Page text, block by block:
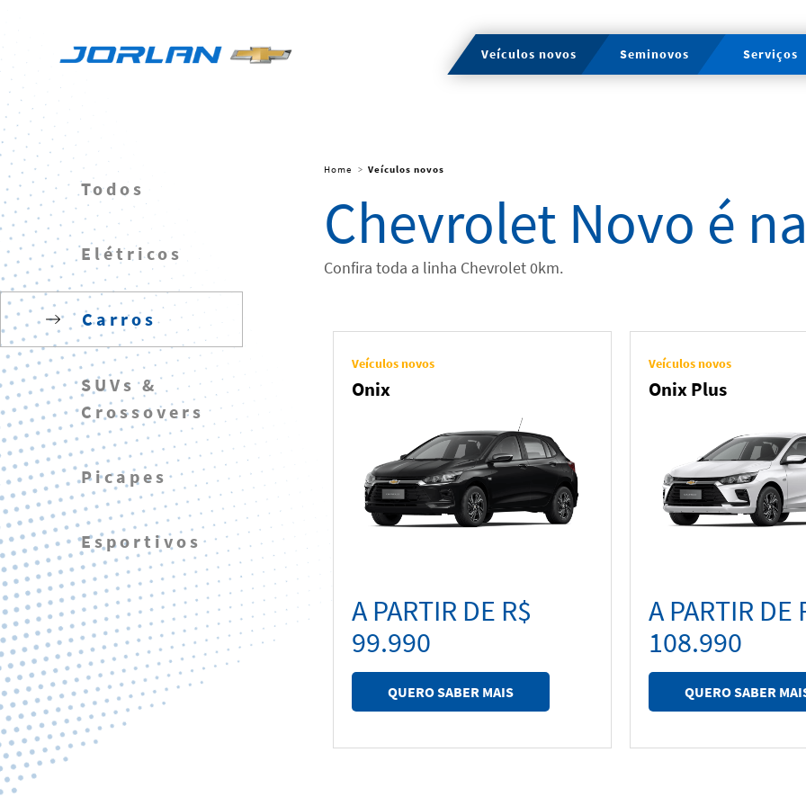
Veículos novos Seminovos Serviços
Home Veículos novos
Chevrolet Novo é
Confira toda a linha Chevrolet 0km.
Todos
Elétricos
Carros
SUVs &
Crossovers
Picapes
Esportivos
Veículos novos
Onix
A PARTIR DE R$
99.990
QUERO SABER MAIS
Veículos novos
Onix Plus
A PARTIR DE
108.990
QUERO SABER